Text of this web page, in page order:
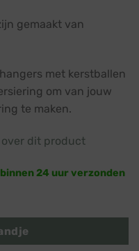
gemaakt van
met kerstballen
om van jouw
te maken.
over dit product
24 uur verzonden